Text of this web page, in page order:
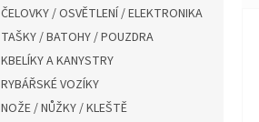
ČELOVKY / OSVĚTLENÍ / ELEKTRONIKA
TAŠKY / BATOHY / POUZDRA
KBELÍKY A KANYSTRY
RYBÁŘSKÉ VOZÍKY
NOŽE / NŮŽKY / KLEŠTĚ